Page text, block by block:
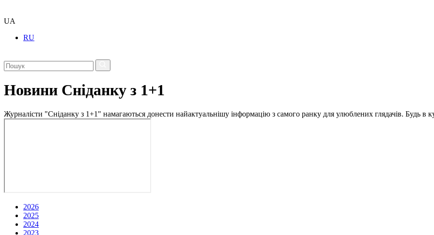
UA
RU
Новини Сніданку з 1+1
Журналісти "Сніданку з 1+1" намагаються донести найактуальнішу інформацію з самого ранку для улюблених глядачів. Будь в
2026
2025
2024
2023